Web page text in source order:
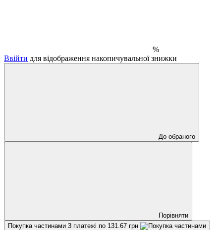
%
Ввійти для відображення накопичувальної знижки
До обраного
Порівняти
Покупка частинами 3 платежі по 131.67 грн